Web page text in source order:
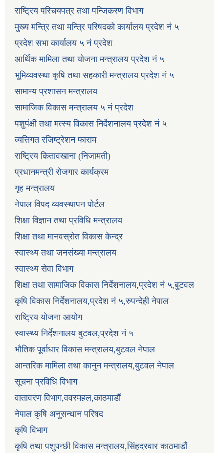
राष्ट्रिय परिचयपत्र तथा पन्जिकरण विभाग
मुख्य मन्त्रि तथा मन्त्रि परिषदको कार्यालय प्रदेश नं ५
प्रदेश सभा कार्यालय ५ नं प्रदेश
आर्थिक मामिला तथा योजना मन्त्रालय प्रदेश नं ५
भूमिव्यवस्था कृषि तथा सहकारी मन्त्रालय प्रदेश नं ५
सामान्य प्रशासन मन्त्रालय
सामाजिक विकास मन्त्रालय ५ नं प्रदेश
पशुपंक्षी तथा मत्स्य विकास निर्देशनालय प्रदेश नं ५
व्यत्तिगत रजिष्ट्रेशन फाराम
राष्ट्रिय कितावखाना (निजामती)
प्रधानमन्त्री रोजगार कार्यक्रम
गृह मन्त्रालय
नेपाल विपद व्यवस्थापन पोर्टल
शिक्षा विज्ञान तथा प्रविधि मन्त्रालय
शिक्षा तथा मानवस्रोत विकास केन्द्र
स्वास्थ्य तथा जनसंख्या मन्त्रालय
स्वास्थ्य सेवा विभाग
शिक्षा तथा सामाजिक विकास निर्देशनालय,प्रदेश नं ५,बुटवल
कृषि विकास निर्देशनालय,प्रदेश नं ५,रुपन्देही नेपाल
राष्ट्रिय योजना आयोग
स्वास्थ्य निर्देशनालय बुटवल,प्रदेश नं ५
भौतिक पूर्वाधार विकास मन्त्रालय,बुटवल नेपाल
आन्तरिक मामिला तथा कानुन मन्त्रालय,बुटवल नेपाल
सूचना प्रविधि विभाग
वातावरण विभाग,ववरमहल,काठमाडौं
नेपाल कृषि अनुसन्धान परिषद
कृषि विभाग
कृषि तथा पशुपन्छी विकास मन्त्रालय,सिंहदरवार काठमाडौं